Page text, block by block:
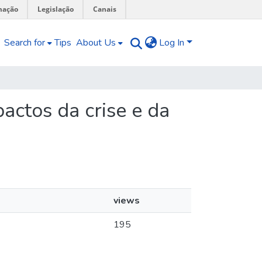
Legislação Canais
Search for Tips About Us Log In
da crise e da
views
195